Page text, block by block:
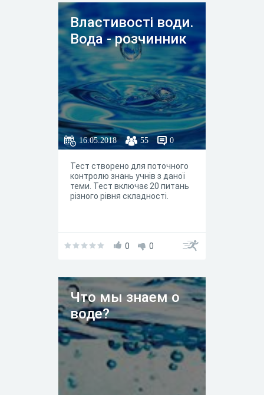
Властивості води.
Вода - розчинник
16.05.2018 55 0
Тест створено для поточного
контролю знань учнів з даної
теми. Тест включає 20 питань
різного рівня складності.
0 0
Что мы знаем о
воде?